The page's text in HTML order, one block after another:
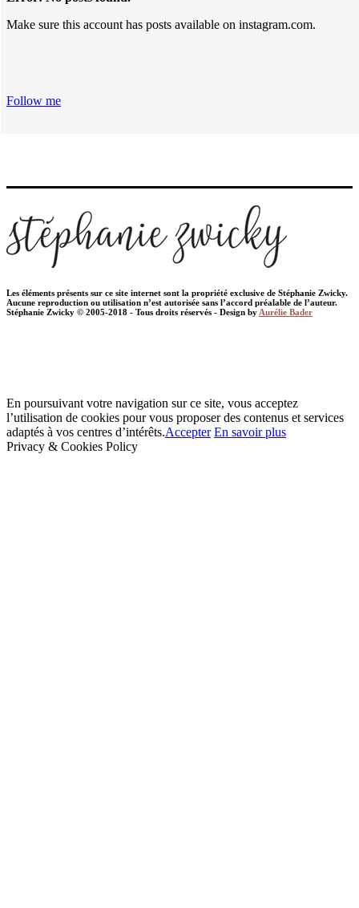
Make sure this account has posts available on instagram.com.
Follow me
Les éléments présents sur ce site internet sont la propriété exclusive de Stéphanie Zwicky.
Aucune reproduction ou utilisation n’est autorisée sans l’accord préalable de l’auteur.
Stéphanie Zwicky © 2005-2018 - Tous droits réservés - Design by Aurélie Bader
En poursuivant votre navigation sur ce site, vous acceptez
l’utilisation de cookies pour vous proposer des contenus et services
adaptés à vos centres d’intérêts.Accepter En savoir plus
Privacy & Cookies Policy